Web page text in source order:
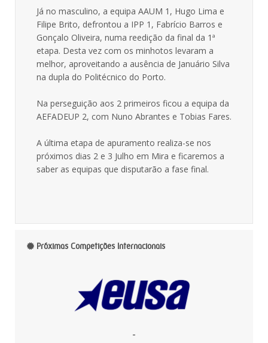
Já no masculino, a equipa AAUM 1, Hugo Lima e
Filipe Brito, defrontou a IPP 1, Fabrício Barros e
Gonçalo Oliveira, numa reedição da final da 1ª
etapa. Desta vez com os minhotos levaram a
melhor, aproveitando a ausência de Januário Silva
na dupla do Politécnico do Porto.
Na perseguição aos 2 primeiros ficou a equipa da
AEFADEUP 2, com Nuno Abrantes e Tobias Fares.
A última etapa de apuramento realiza-se nos
próximos dias 2 e 3 Julho em Mira e ficaremos a
saber as equipas que disputarão a fase final.
Próximas Competições Internacionais
-